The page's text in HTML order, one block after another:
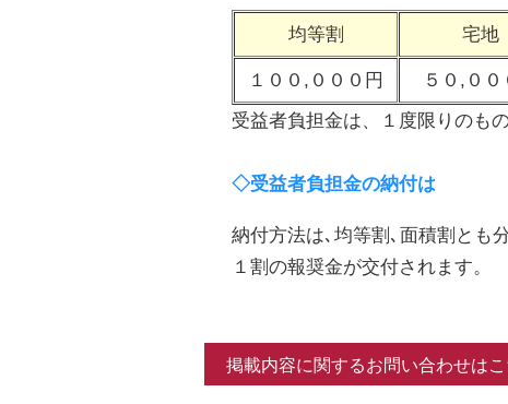
均等割 宅地
１００,０００円 ５０,００
受益者負担金は、１度限りのも
◇受益者負担金の納付は
納付方法は､均等割､面積割とも
１割の報奨金が交付されます。
掲載内容に関するお問い合わせはこ